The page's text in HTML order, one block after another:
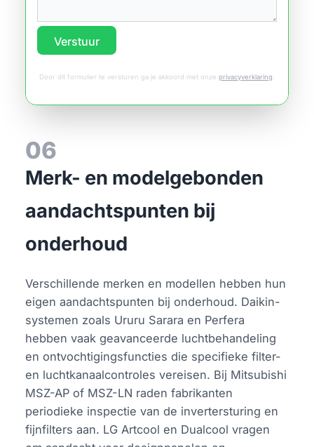
Verstuur
Door dit formulier te versturen ga je akkoord met onze privacyverklaring
06
Merk- en modelgebonden
aandachtspunten bij
onderhoud
Verschillende merken en modellen hebben hun
eigen aandachtspunten bij onderhoud. Daikin-
systemen zoals Ururu Sarara en Perfera
hebben vaak geavanceerde luchtbehandeling
en ontvochtigingsfuncties die specifieke filter-
en luchtkanaalcontroles vereisen. Bij Mitsubishi
MSZ-AP of MSZ-LN raden fabrikanten
periodieke inspectie van de invertersturing en
fijnfilters aan. LG Artcool en Dualcool vragen